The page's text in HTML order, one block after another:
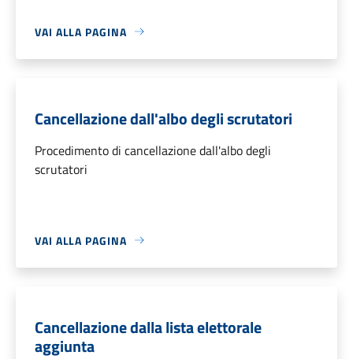
VAI ALLA PAGINA
Cancellazione dall'albo degli scrutatori
Procedimento di cancellazione dall'albo degli
scrutatori
VAI ALLA PAGINA
Cancellazione dalla lista elettorale
aggiunta